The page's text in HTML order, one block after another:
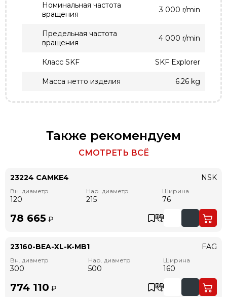
Номинальная частота
вращения
3 000 r/min
Предельная частота
вращения
4 000 r/min
Класс SKF SKF Explorer
Масса нетто изделия 6.26 kg
Также рекомендуем
СМОТРЕТЬ ВСЁ
23224 CAMKE4
Вн. диаметр
120
Нар. диаметр
215
Ширина
76
NSK
78 665 ₽
23160-BEA-XL-K-MB1
Вн. диаметр
300
Нар. диаметр
500
Ширина
160
FAG
774 110 ₽